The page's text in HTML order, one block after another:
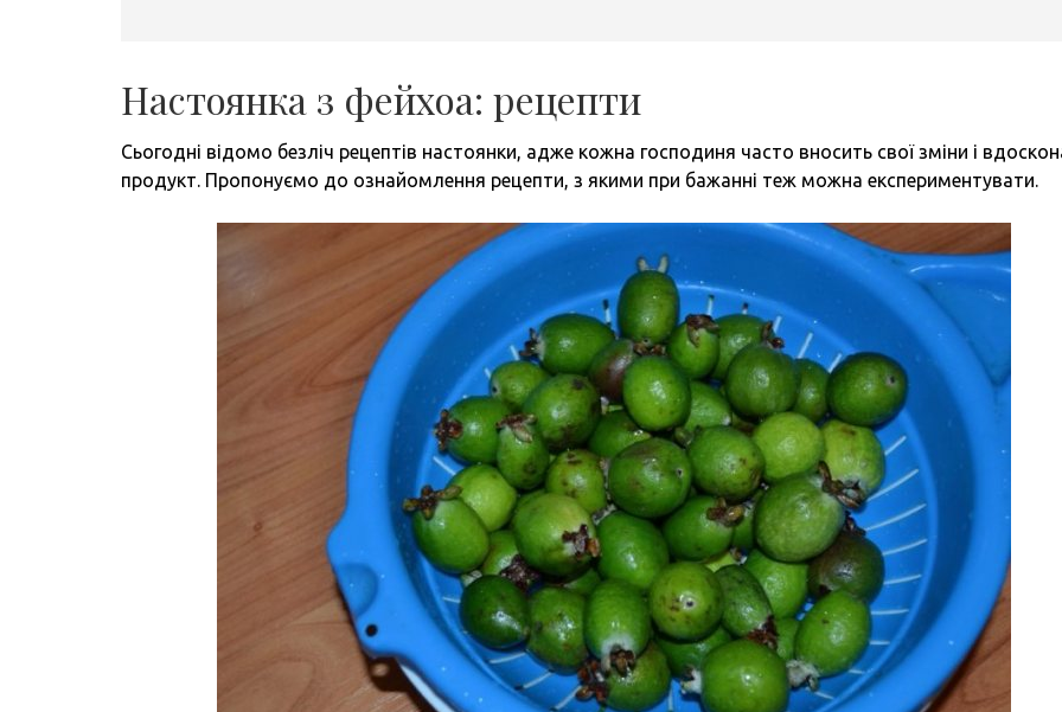
Настоянка з фейхоа: рецепти
Сьогодні відомо безліч рецептів настоянки, адже кожна господиня часто вносить свої зміни і
продукт. Пропонуємо до ознайомлення рецепти, з якими при бажанні теж можна експериментувати.